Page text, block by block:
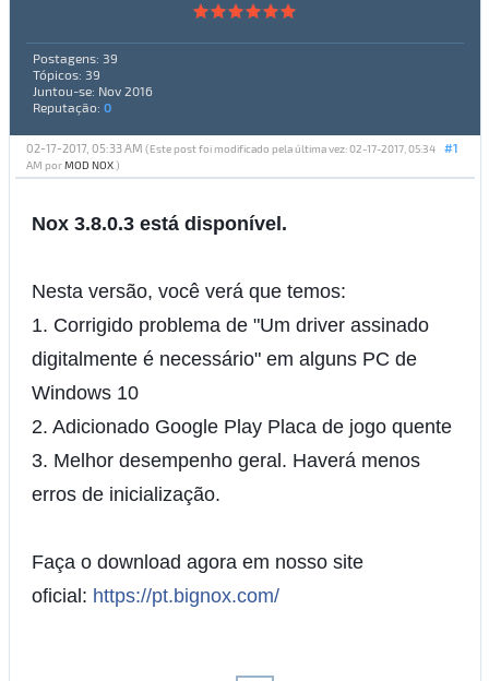
Postagens: 39
Tópicos: 39
Juntou-se: Nov 2016
Reputação: 0
#1
02-17-2017, 05:33 AM (Este post foi modificado pela última vez: 02-17-2017, 05:34
AM porMOD NOX.)
Nox 3.8.0.3 está disponível.
Nesta versão, você verá que temos:
1. Corrigido problema de "Um driver assinado
digitalmente é necessário" em alguns PC de
Windows 10
2. Adicionado Google Play Placa de jogo quente
3. Melhor desempenho geral. Haverá menos
erros de inicialização.
Faça o download agora em nosso site
oficial: https://pt.bignox.com/